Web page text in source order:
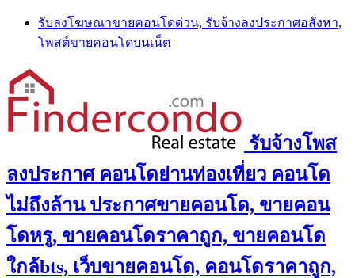
Skip
content
รับลงโฆษณาขายคอนโดด่วน, รับจ้างลงประกาศอสังหา,
โพสต์ขายคอนโดบนเน็ต
รับจ้างโพส
ลงประกาศ คอนโดย่านท่องเที่ยว คอนโด
ไม่ถึงล้าน ประกาศขายคอนโด, ขายคอน
โดหรู, ขายคอนโดราคาถูก, ขายคอนโด
ใกล้bts, เว็บขายคอนโด, คอนโดราคาถูก,